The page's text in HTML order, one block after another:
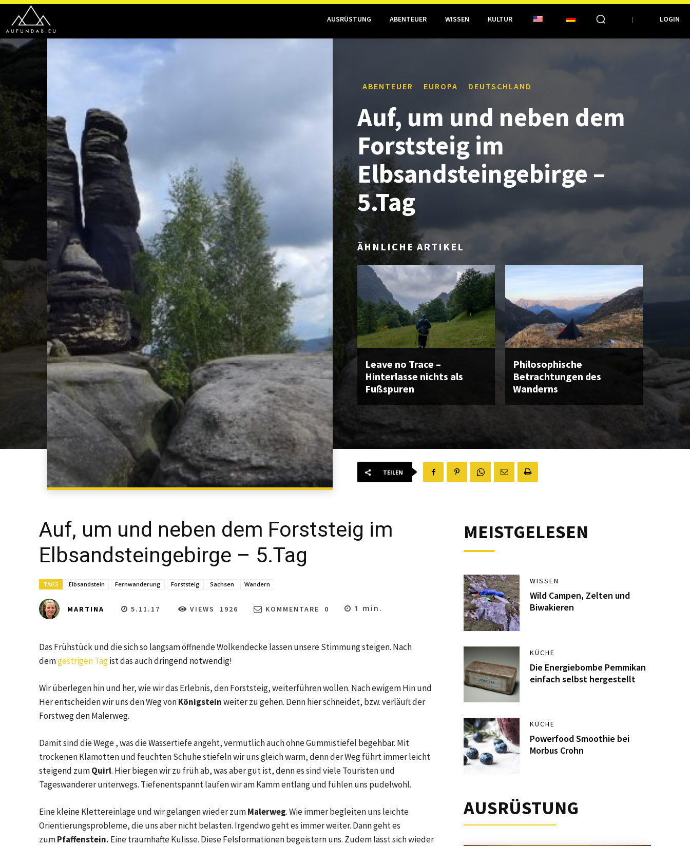
AUSRÜSTUNG ABENTEUER WISSEN KULTUR LOGIN
ABENTEUER EUROPA DEUTSCHLAND
Auf, um und neben dem
Forststeig im
Elbsandsteingebirge –
5.Tag
ÄHNLICHE ARTIKEL
Leave no Trace –
Hinterlasse nichts als
Fußspuren
Philosophische
Betrachtungen des
Wanderns
TEILEN
Auf, um und neben dem Forststeig im
Elbsandsteingebirge – 5.Tag
TAGS Elbsandstein Fernwanderung Forststeig Sachsen Wandern
MARTINA 5.11.17 VIEWS 1926 KOMMENTARE 0 1 min.
Das Frühstück und die sich so langsam öffnende Wolkendecke lassen unsere Stimmung steigen. Nach
demgestrigen Tagist das auch dringend notwendig!
Wir überlegen hin und her, wie wir das Erlebnis, den Forststeig, weiterführen wollen. Nach ewigem Hin und
Her entscheiden wir uns den Weg vonKönigsteinweiter zu gehen. Denn hier schneidet, bzw. verläuft der
Forstweg den Malerweg.
Damit sind die Wege , was die Wassertiefe angeht, vermutlich auch ohne Gummistiefel begehbar. Mit
trockenen Klamotten und feuchten Schuhe stiefeln wir uns gleich warm, denn der Weg führt immer leicht
steigend zumQuirl. Hier biegen wir zu früh ab, was aber gut ist, denn es sind viele Touristen und
Tageswanderer unterwegs. Tiefenentspannt laufen wir am Kamm entlang und fühlen uns pudelwohl.
Eine kleine Klettereinlage und wir gelangen wieder zumMalerweg. Wie immer begleiten uns leichte
Orientierungsprobleme, die uns aber nicht belasten. Irgendwo geht es immer weiter. Dann geht es
zumPfaffenstein. Eine traumhafte Kulisse. Diese Felsformationen begeistern uns. Zudem lässt sich wieder
MEISTGELESEN
WISSEN
Wild Campen, Zelten und
Biwakieren
KÜCHE
Die Energiebombe Pemmikan
einfach selbst hergestellt
KÜCHE
Powerfood Smoothie bei
Morbus Crohn
AUSRÜSTUNG